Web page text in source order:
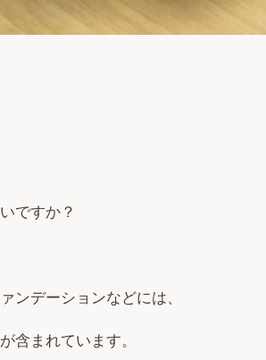
ですか？
ンデーションなどには、
含まれています。